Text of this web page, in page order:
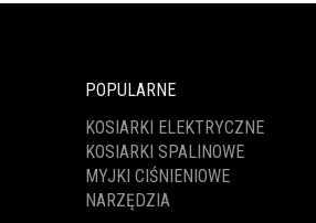
POPULARNE
KOSIARKI ELEKTRYCZNE
KOSIARKI SPALINOWE
MYJKI CIŚNIENIOWE
NARZĘDZIA